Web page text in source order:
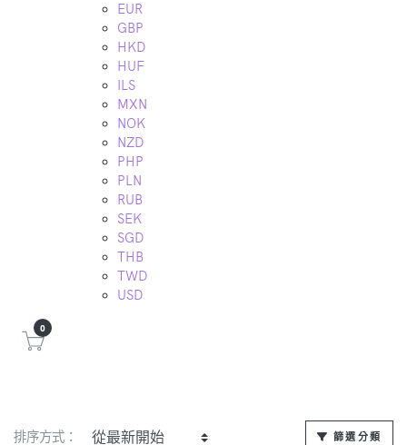
EUR
GBP
HKD
HUF
ILS
MXN
NOK
NZD
PHP
PLN
RUB
SEK
SGD
THB
TWD
USD
0
排序方式： 篩選分類